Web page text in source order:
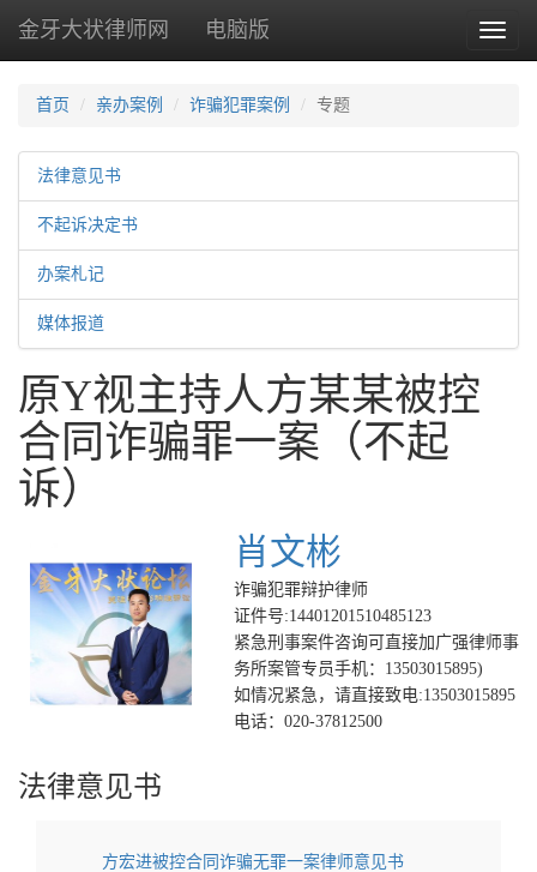
Toggle
金牙大状律师网 电脑版
首页 亲办案例 诈骗犯罪案例 专题
法律意见书
不起诉决定书
办案札记
媒体报道
原Y视主持人方某某被控
合同诈骗罪一案（不起
诉）
肖文彬
诈骗犯罪辩护律师
证件号:14401201510485123
紧急刑事案件咨询可直接加广强律师事
务所案管专员手机：13503015895)
如情况紧急，请直接致电:13503015895
电话：020-37812500
法律意见书
方宏进被控合同诈骗无罪一案律师意见书